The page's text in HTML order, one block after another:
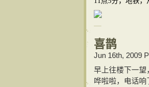
喜鹊
Jun 16th, 2009
早上往楼下一望
哗啦啦，电话响